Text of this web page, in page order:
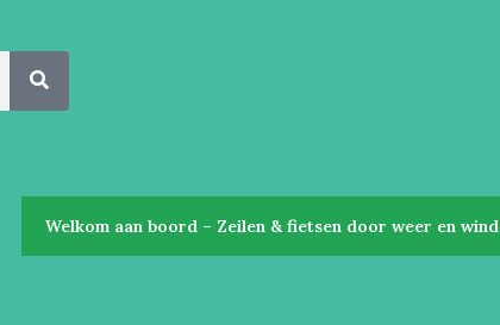
Welkom aan boord – Zeilen & fietsen door weer en wind